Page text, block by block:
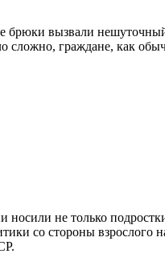
вызвали
сложно, граждане, как
не только
со стороны взрослого